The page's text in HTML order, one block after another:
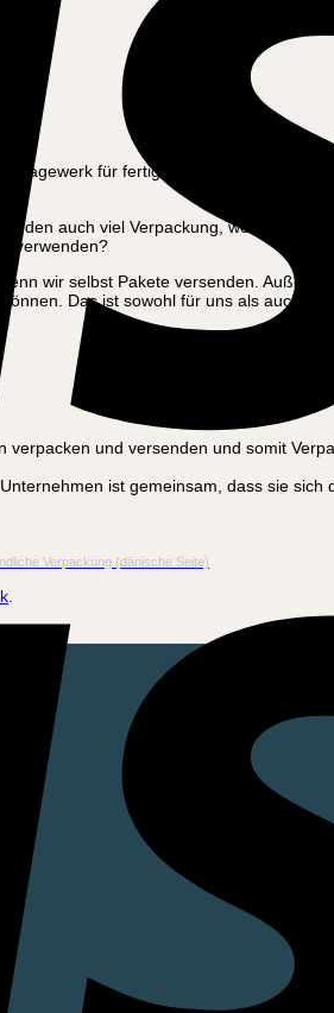
für fertige Cargo-Bikes
auch viel Verpackung, wenn wir
verwenden?
wir selbst Pakete versenden.
Das ist sowohl für uns als auch für
und versenden und somit
ist gemeinsam, dass sie
Verpackung (dänische Seite)
.